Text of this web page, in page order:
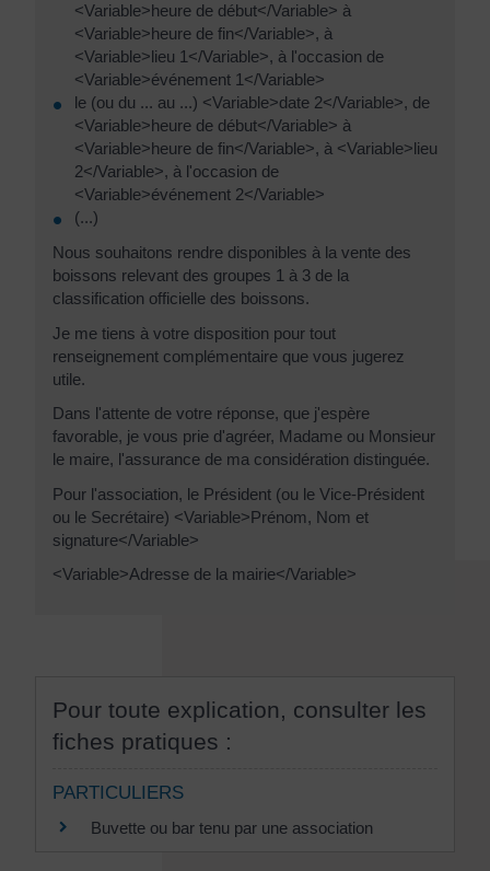
<Variable>heure de début</Variable> à
<Variable>heure de fin</Variable>, à
<Variable>lieu 1</Variable>, à l'occasion de
<Variable>événement 1</Variable>
le (ou du ... au ...) <Variable>date 2</Variable>, de
<Variable>heure de début</Variable> à
<Variable>heure de fin</Variable>, à <Variable>lieu
2</Variable>, à l'occasion de
<Variable>événement 2</Variable>
(...)
Nous souhaitons rendre disponibles à la vente des
boissons relevant des groupes 1 à 3 de la
classification officielle des boissons.
Je me tiens à votre disposition pour tout
renseignement complémentaire que vous jugerez
utile.
Dans l'attente de votre réponse, que j'espère
favorable, je vous prie d'agréer, Madame ou Monsieur
le maire, l'assurance de ma considération distinguée.
Pour l'association, le Président (ou le Vice-Président
ou le Secrétaire) <Variable>Prénom, Nom et
signature</Variable>
<Variable>Adresse de la mairie</Variable>
Pour toute explication, consulter les
fiches pratiques :
PARTICULIERS
Buvette ou bar tenu par une association